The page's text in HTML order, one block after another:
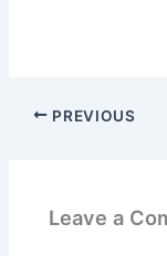
PREVIOUS
Leave a